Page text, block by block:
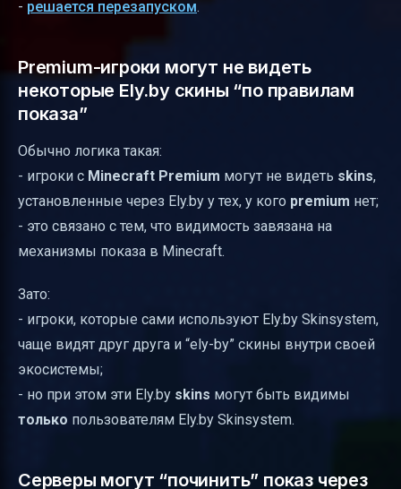
- решается перезапуском.
Premium-игроки могут не видеть
некоторые Ely.by скины “по правилам
показа”
Обычно логика такая:
- игроки с Minecraft Premium могут не видеть skins,
установленные через Ely.by у тех, у кого premium нет;
- это связано с тем, что видимость завязана на
механизмы показа в Minecraft.
Зато:
- игроки, которые сами используют Ely.by Skinsystem,
чаще видят друг друга и “ely-by” скины внутри своей
экосистемы;
- но при этом эти Ely.by skins могут быть видимы
только пользователям Ely.by Skinsystem.
Серверы могут “починить” показ через